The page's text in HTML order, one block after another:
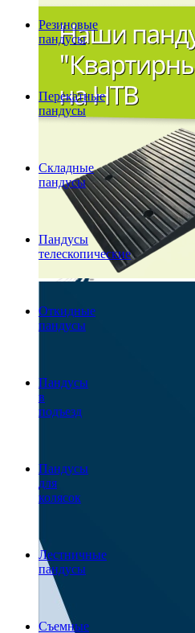
Резиновые
пандусы
Перекатные
пандусы
Складные
пандусы
Пандусы
телескопические
Откидные
пандусы
Пандусы
в
подъезд
Пандусы
для
колясок
Лестничные
пандусы
Съемные